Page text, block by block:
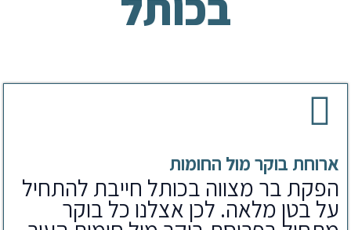
ארוחת בוקר מול החומות
הפקת בר מצווה בכותל חייבת להתחיל
על בטן מלאה. לכן אצלנו כל בוקר